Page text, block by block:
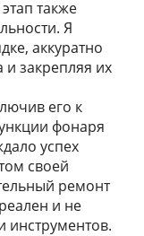
также
Я
аккуратно
и закрепляя их
его к
фонаря
успех
своей
ремонт
и не
инструментов.